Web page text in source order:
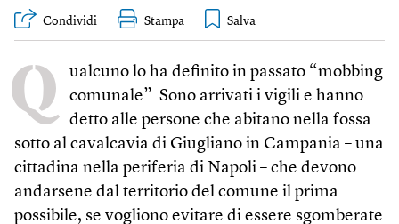
Condividi Stampa
Q ualcuno lo ha definito in passato “mobbing
comunale”. Sono arrivati i vigili e hanno
detto alle persone che abitano nella fossa
sotto al cavalcavia di Giugliano in Campania – una
cittadina nella periferia di Napoli – che devono
andarsene dal territorio del comune il prima
possibile, se vogliono evitare di essere sgomberate